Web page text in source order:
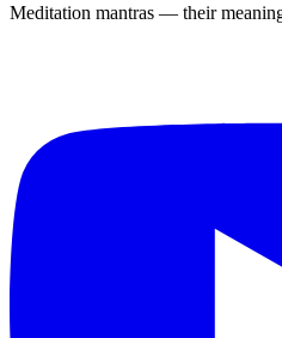
Meditation mantras — their